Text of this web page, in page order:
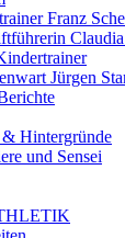
Franz
Jürgen
& Hintergründe
und Sensei